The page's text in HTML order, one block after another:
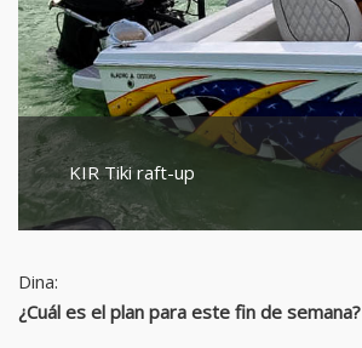
KIR Tiki raft-up
Dina:
¿Cuál es el plan para este fin de semana?